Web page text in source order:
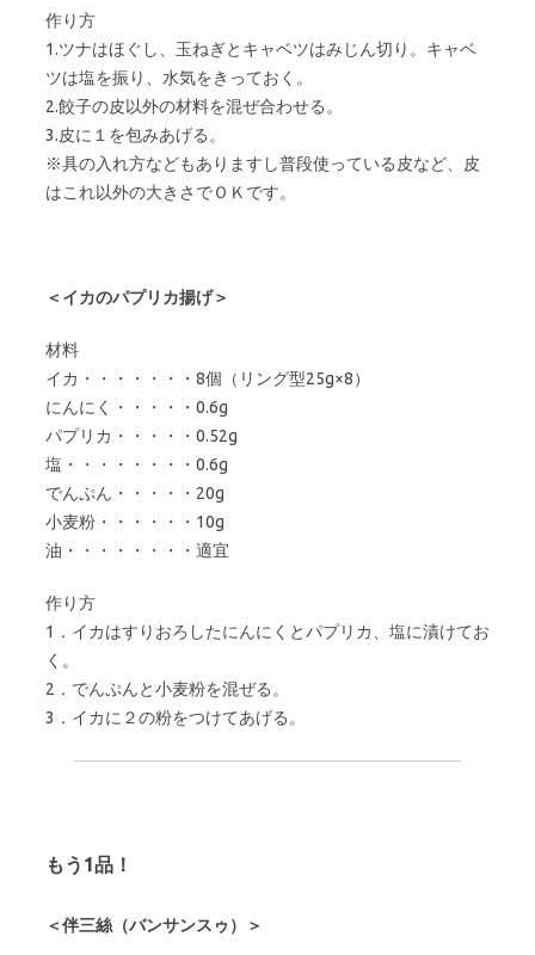
作り方
1.ツナはほぐし、玉ねぎとキャベツはみじん切り。キャベ
ツは塩を振り、水気をきっておく。
2.餃子の皮以外の材料を混ぜ合わせる。
3.皮に１を包みあげる。
※具の入れ方などもありますし普段使っている皮など、皮
はこれ以外の大きさでＯＫです。
＜イカのパプリカ揚げ＞
材料
イカ・・・・・・・8個（リング型25g×8）
にんにく・・・・・0.6g
パプリカ・・・・・0.52g
塩・・・・・・・・0.6g
でんぷん・・・・・20g
小麦粉・・・・・・10g
油・・・・・・・・適宜
作り方
1．イカはすりおろしたにんにくとパプリカ、塩に漬けてお
く。
2．でんぷんと小麦粉を混ぜる。
3．イカに２の粉をつけてあげる。
もう1品！
＜伴三絲（バンサンスゥ）＞